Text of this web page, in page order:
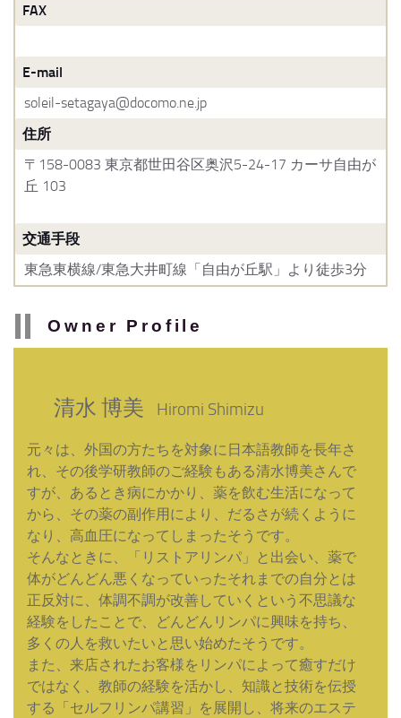
FAX
E-mail
soleil-setagaya@docomo.ne.jp
住所
〒158-0083 東京都世田谷区奥沢5-24-17 カーサ自由が
丘 103
交通手段
東急東横線/東急大井町線「自由が丘駅」より徒歩3分
Owner Profile
清水 博美 Hiromi Shimizu
元々は、外国の方たちを対象に日本語教師を長年さ
れ、その後学研教師のご経験もある清水博美さんで
すが、あるとき病にかかり、薬を飲む生活になって
から、その薬の副作用により、だるさが続くように
なり、高血圧になってしまったそうです。
そんなときに、「リストアリンパ」と出会い、薬で
体がどんどん悪くなっていったそれまでの自分とは
正反対に、体調不調が改善していくという不思議な
経験をしたことで、どんどんリンパに興味を持ち、
多くの人を救いたいと思い始めたそうです。
また、来店されたお客様をリンパによって癒すだけ
ではなく、教師の経験を活かし、知識と技術を伝授
する「セルフリンパ講習」を展開し、将来のエステ